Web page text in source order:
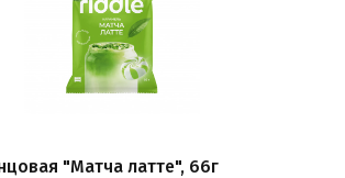
"Матча латте", 66г